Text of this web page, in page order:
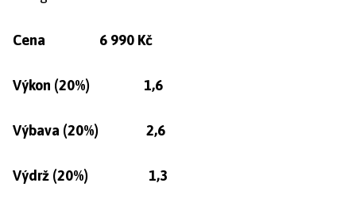
Cena 6 990 Kč
Výkon (20%) 1,6
Výbava (20%) 2,6
Výdrž (20%) 1,3